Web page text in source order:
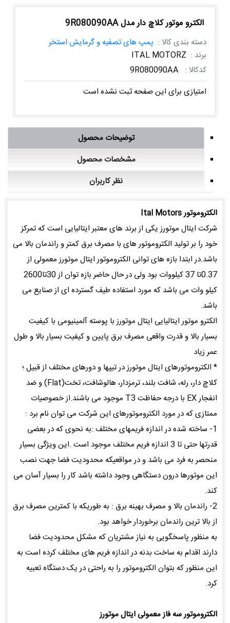
الکترو موتور کلاچ دار مدل 9R080090AA
دسته بندی کالا : پمپ های تصفیه و گرمایش استخر
برند : ITAL MOTORZ
کدکالا : 9R080090AA
امتیازی برای این صفحه ثبت نشده است
توضیحات محصول
مشخصات محصول
نظر کاربران
الكتروموتور Ital Motors
شرکت ایتال موتورز یکی از برند های معتبر ایتالیایی است که تمرکز
خود را بر تولید الکتروموتور های با مصرف برق کمتر و راندمان بالا می
باشد.در ابتدا بازه های توانی الکتروموتور ایتال موتورز معمولی از
0.37تا 37 کیلووات بود ولی در حال حاضر بازه توان از 30تا2600
کیلو وات می باشد که مورد استفاده طیف گسترده ای از صنایع می
باشد.
الکترو موتور ایتالیایی ایتال موتورز با پوسته آلمینیومی با کیفیت
بسیار بالا و قدرت واقعی مصرف برق پایین و کیفیت بسیار بالا و طول
عمر زیاد
* الکتروموتورهای ایتال موتورز در تیپها و دورهای مختلف از قبیل ؛
کلاچ دار، رله، شافت بلند، ترمزدار، هالوشافت، تخت(Flat) و ضد
انفجار EX با درجه حفاظت T3 موجود می باشند.از خصوصیات
ممتازی که در مورد الکتروموتورهای این شرکت می توان نام برد :
1- ساخته شده در اندازه فریمهای مختلف :به نحوی که در بعضی
قدرتها حتی تا 3 اندازه فریم مختلف موجود است .این ویژگی بسیار
منحصر به فرد می باشد و در مواقعیکه محدودیت فضا جهت نصب
این موتورها درون دستگاهی وجود داشته باشد کار را بسیار آسان می
کند.
2- راندمان بالا و مصرف بهینه برق : به طوریکه با کمترین مصرف برق
از بالا ترین راندمان برخوردار خواهد بود.
به منظور پاسخگویی به نیاز مشتریان که مشکل محدودیت فضا
دارند اقدام به ساخت بدنه در اندازه فریم های مختلف کرده است به
این منظور که بتوان الکتروموتور را به راحتی در یک دستگاه تعبیه
کرد.
الکتروموتور سه فاز معمولی ایتال موتورز